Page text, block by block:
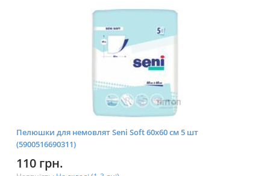
Пелюшки для немовлят Seni Soft 60x60 см 5 шт
(5900516690311)
110 грн.